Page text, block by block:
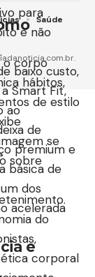
o corpo
hábitos,
de estilo
se
sobre
do
corporal
para
e não
baixo custo,
Smart Fit,
ao
de
premium e
básica de
dos
acelerada
e
Saúde